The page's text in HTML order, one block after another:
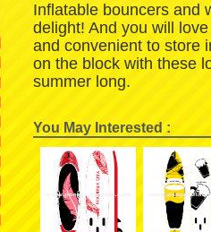
Inflatable bouncers and
delight! And you will
and convenient to store
on the block with these
summer long.
You May Interested :